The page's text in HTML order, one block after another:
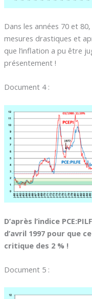
Dans les années 70 et
mesures drastiques et
que l’inflation a pu être
présentement !
Document 4 :
D’après l’indice
d’avril 1997 pour que
critique des 2 % !
Document 5 :